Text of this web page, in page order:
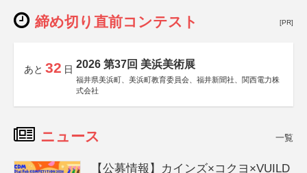
締め切り直前コンテスト [PR]
あと 32 日 2026 第37回 美浜美術展
福井県美浜町、美浜町教育委員会、福井新聞社、関西電力株
式会社
ニュース 一覧
【公募情報】カインズ×コクヨ×VUILD